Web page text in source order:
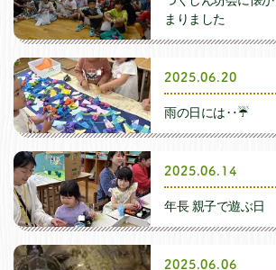
D.入園式
E.始業式・終業式
F.季節ごとの行事(春）
2026年5月
2026年4月
2026年3月
2026年2月
2026年1月
まりました
2025.06.20
雨の日には‥☔️
2025.06.14
年長 親子で遊ぶ日
2025.06.06